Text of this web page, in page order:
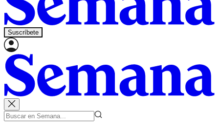
Suscríbete